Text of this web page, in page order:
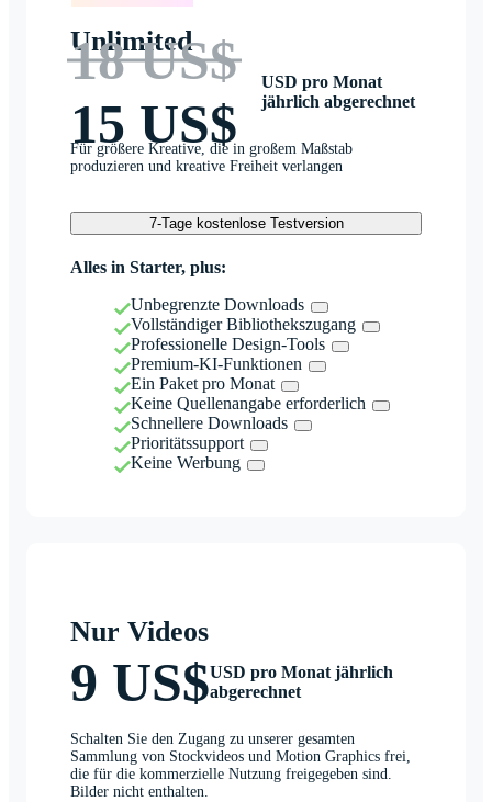
Unlimited
18 US$
15 US$
USD pro Monat
jährlich abgerechnet
Für größere Kreative, die in großem Maßstab
produzieren und kreative Freiheit verlangen
7-Tage kostenlose Testversion
Alles in Starter, plus:
Unbegrenzte Downloads
Vollständiger Bibliothekszugang
Professionelle Design-Tools
Premium-KI-Funktionen
Ein Paket pro Monat
Keine Quellenangabe erforderlich
Schnellere Downloads
Prioritätssupport
Keine Werbung
Nur Videos
9 US$USD pro Monat jährlich
abgerechnet
Schalten Sie den Zugang zu unserer gesamten
Sammlung von Stockvideos und Motion Graphics frei,
die für die kommerzielle Nutzung freigegeben sind.
Bilder nicht enthalten.